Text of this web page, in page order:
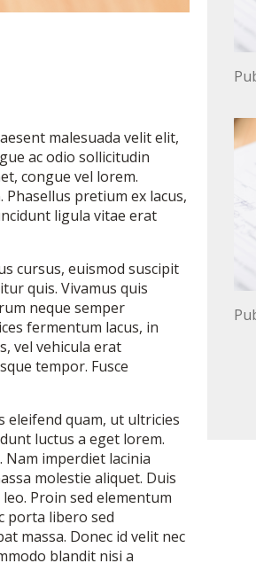
malesuada velit elit,
ac odio sollicitudin
congue vel lorem.
pretium ex lacus,
ligula vitae erat
cursus, euismod suscipit
quis. Vivamus quis
neque semper
fermentum lacus, in
vel vehicula erat
tempor. Fusce
eleifend quam, ut ultricies
luctus a eget lorem.
imperdiet lacinia
molestie aliquet. Duis
Proin sed elementum
porta libero sed
massa. Donec id velit nec
blandit nisi a